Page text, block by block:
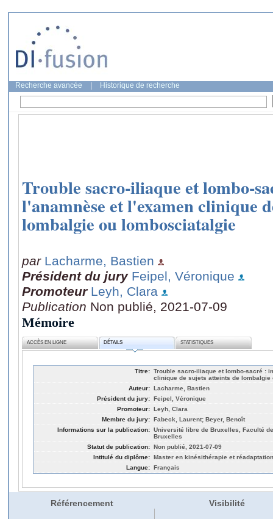
Recherche avancée Historique de recherche
Trouble sacro-iliaque et lombo-
l'anamnèse et l'examen clinique
lombalgie ou lombosciatalgie
par Lacharme, Bastien
Président du jury Feipel, Véronique
Promoteur Leyh, Clara
Publication Non publié, 2021-07-09
Mémoire
ACCÈS EN LIGNE DÉTAILS STATISTIQUES
Titre: Trouble sacro-iliaque et lombo-sacré :
clinique de sujets atteints de lombalgie
Auteur: Lacharme, Bastien
Président du jury: Feipel, Véronique
Promoteur: Leyh, Clara
Membre du jury: Fabeck, Laurent; Beyer, Benoît
Informations sur la publication: Université libre de Bruxelles, Faculté
Bruxelles
Statut de publication: Non publié, 2021-07-09
Intitulé du diplôme: Master en kinésithérapie et réadaptation
Langue: Français
Référencement Visibilité